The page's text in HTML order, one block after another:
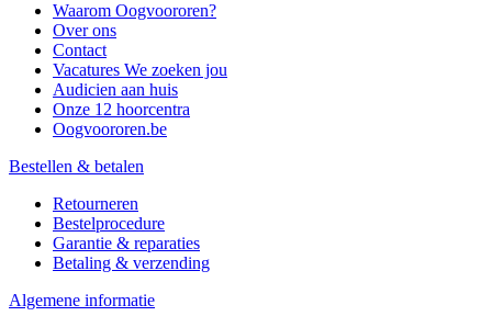
Waarom Oogvoororen?
Over ons
Contact
Vacatures We zoeken jou
Audicien aan huis
Onze 12 hoorcentra
Oogvoororen.be
Bestellen & betalen
Retourneren
Bestelprocedure
Garantie & reparaties
Betaling & verzending
Algemene informatie